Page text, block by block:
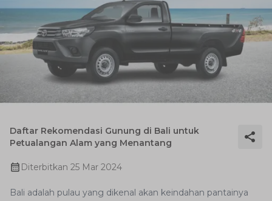
Daftar Rekomendasi Gunung di Bali untuk
Petualangan Alam yang Menantang
Diterbitkan 25 Mar 2024
Bali adalah pulau yang dikenal akan keindahan pantainya